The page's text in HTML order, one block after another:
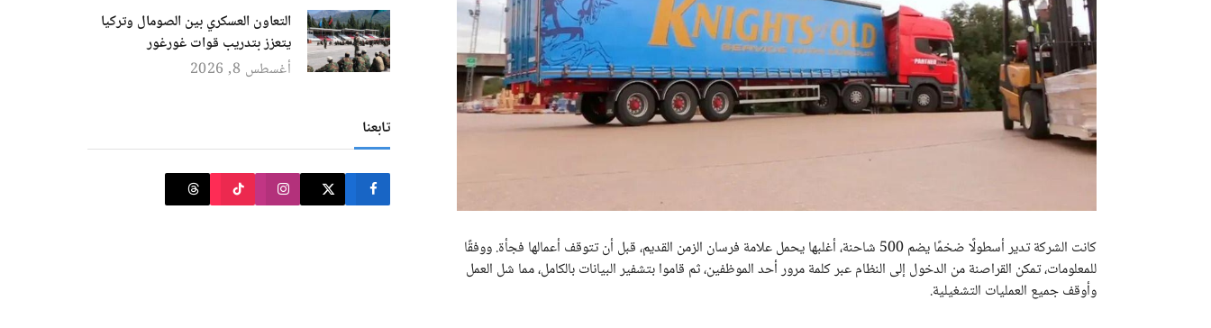
كانت الشركة تدير أسطولًا ضخمًا يضم 500 شاحنة، أغلبها يحمل علامة فرسان الزمن القديم، قبل أن تتوقف أعمالها فجأة. ووفقًا
للمعلومات، تمكن القراصنة من الدخول إلى النظام عبر كلمة مرور أحد الموظفين، ثم قاموا بتشفير البيانات بالكامل، مما شل العمل
وأوقف جميع العمليات التشغيلية.
التعاون العسكري بين الصومال وتركيا
يتعزز بتدريب قوات غورغور
أغسطس 8, 2026
تابعنا